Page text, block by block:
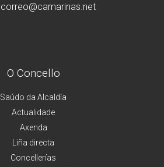
correo@camarinas.net
O Concello
Saúdo da Alcaldía
Actualidade
Axenda
Liña directa
Concellerías